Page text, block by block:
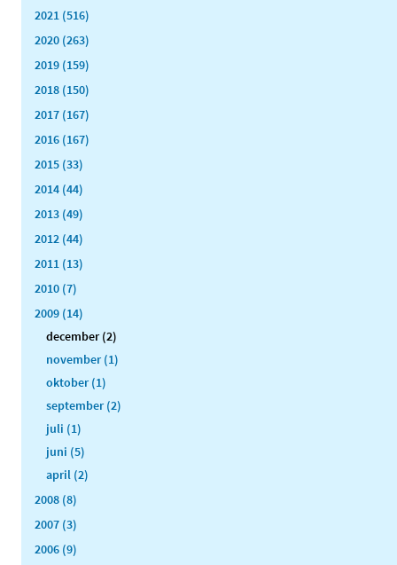
2021 (516)
2020 (263)
2019 (159)
2018 (150)
2017 (167)
2016 (167)
2015 (33)
2014 (44)
2013 (49)
2012 (44)
2011 (13)
2010 (7)
2009 (14)
december (2)
november (1)
oktober (1)
september (2)
juli (1)
juni (5)
april (2)
2008 (8)
2007 (3)
2006 (9)